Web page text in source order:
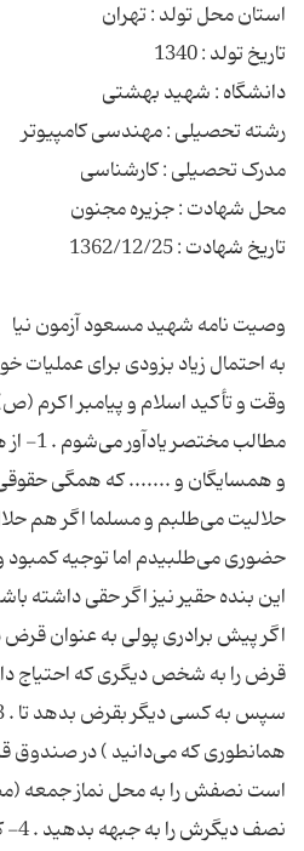
به احتمال زیاد بزودى براى عملیات
وقت و تأکید اسلام و پیامبر اکرم
مطالب
و همسایگان و ....... که همگى حقوقى
حلالیت مى‌طلبم و مسلما اگر هم
حضورى مى‌طلبیدم اما توجیه کمبود
اگر پیش برادرى پولى به عنوان
قرض را به شخص دیگرى که احتیاج
همانطورى که مى‌دانید ) در
است نصفش را به محل نماز جمعه